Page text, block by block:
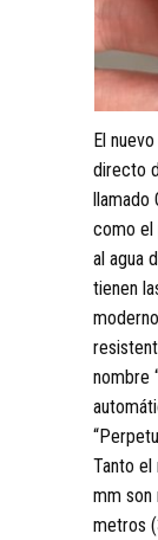
El
directo
como el
al agua
tienen
nombre
Tanto
mm son
metros